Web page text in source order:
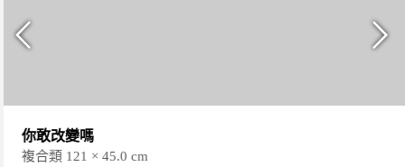
你敢改變嗎
複合類 121 × 45.0 cm